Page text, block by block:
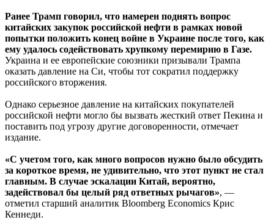
Ранее Трамп говорил, что намерен поднять вопрос
китайских закупок российской нефти в рамках новой
попытки положить конец войне в Украине после того, как
ему удалось содействовать хрупкому перемирию в Газе.
Украина и ее европейские союзники призывали Трампа
оказать давление на Си, чтобы тот сократил поддержку
российского вторжения.
Однако серьезное давление на китайских покупателей
российской нефти могло бы вызвать жесткий ответ Пекина и
поставить под угрозу другие договоренности, отмечает
издание.
«С учетом того, как много вопросов нужно было обсудить
за короткое время, не удивительно, что этот пункт не стал
главным. В случае эскалации Китай, вероятно,
задействовал бы целый ряд ответных рычагов», —
отметил старший аналитик Bloomberg Economics Крис
Кеннеди.